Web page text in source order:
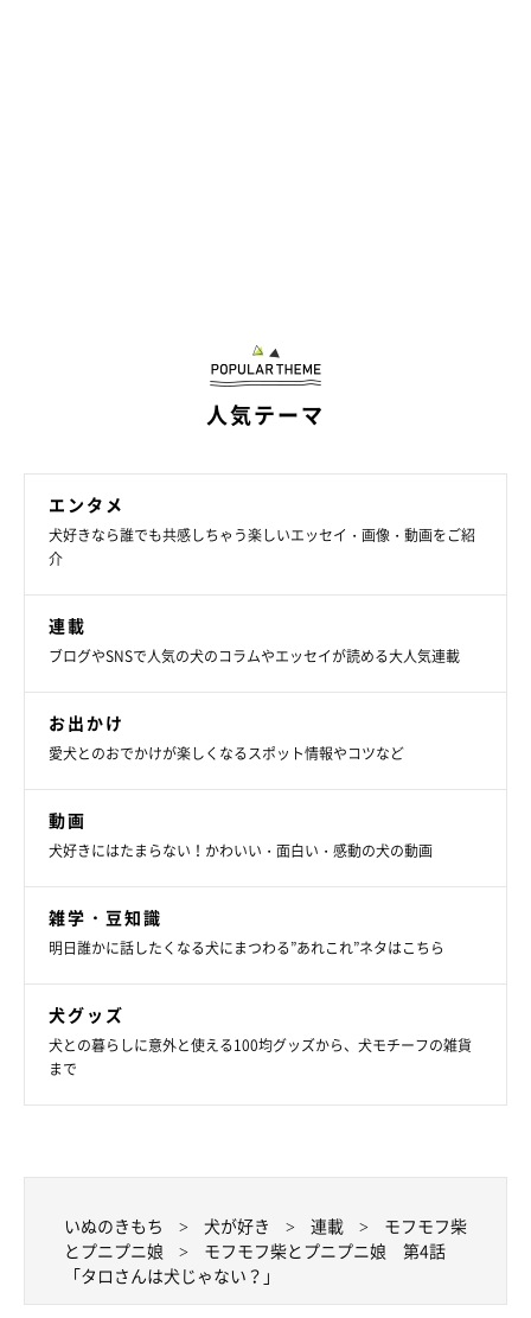
人気テーマ
エンタメ
犬好きなら誰でも共感しちゃう楽しいエッセイ・画像・動画をご紹
介
連載
ブログやSNSで人気の犬のコラムやエッセイが読める大人気連載
お出かけ
愛犬とのおでかけが楽しくなるスポット情報やコツなど
動画
犬好きにはたまらない！かわいい・面白い・感動の犬の動画
雑学・豆知識
明日誰かに話したくなる犬にまつわる”あれこれ”ネタはこちら
犬グッズ
犬との暮らしに意外と使える100均グッズから、犬モチーフの雑貨
まで
いぬのきもち 犬が好き 連載
モフモフ柴
とプニプニ娘
モフモフ柴とプニプニ娘 第4話
「タロさんは犬じゃない？」